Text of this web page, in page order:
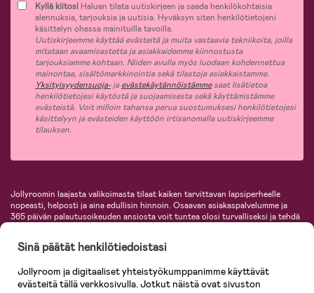
Kyllä kiitos! Haluan tilata uutiskirjeen ja saada henkilökohtaisia
alennuksia, tarjouksia ja uutisia. Hyväksyn siten henkilötietojeni
käsittelyn ohessa mainituilla tavoilla.
Uutiskirjeemme käyttää evästeitä ja muita vastaavia tekniikoita, joilla
mitataan avaamisastetta ja asiakkaidemme kiinnostusta
tarjouksiamme kohtaan. Niiden avulla myös luodaan kohdennettua
mainontaa, sisältömarkkinointia sekä tilastoja asiakkaistamme.
Yksityisyydensuoja-jaevästekäytännöistämmesaat lisätietoa
henkilötietojesi käytöstä ja suojaamisesta sekä käyttämistämme
evästeistä. Voit milloin tahansa perua suostumuksesi henkilötietojesi
käsittelyyn ja evästeiden käyttöön irtisanomalla uutiskirjeemme
tilauksen.
Jollyroomin laajasta valikoimasta tilaat kaiken tarvittavan lapsiperheelle
nopeasti, helposti ja aina edullisin hinnoin. Osaavan asiakaspalvelumme ja
365 päivän palautusoikeuden ansiosta voit tuntea olosi turvalliseksi ja tehdä
lastentarvikkeita sekä paljon muuta. Meiltä löydät lukuisia tunnettuja
KidKraft, Ergobaby, Philips Avent, Neonate, Cybex, LEGO ja monia muita!
Tervetuloa shoppailemaan Pohjoismaiden suurimpaan lastentarvikkeiden
Sinä päätät henkilötiedoistasi
Jollyroom ja digitaaliset yhteistyökumppanimme käyttävät
evästeitä tällä verkkosivulla. Jotkut näistä ovat sivuston